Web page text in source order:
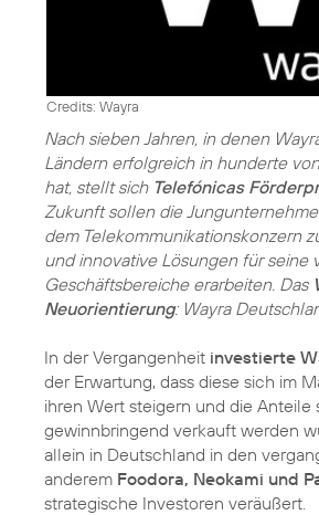
Credits: Wayra
Nach sieben Jahren, in denen
Ländern erfolgreich in hunderte
hat, stellt sich Telefónicas
Zukunft sollen die
dem Telekommunikationskonzern
und innovative Lösungen für seine
Geschäftsbereiche erarbeiten. Das
Neuorientierung: Wayra
In der Vergangenheit investierte
der Erwartung, dass diese sich im
ihren Wert steigern und die Anteile
gewinnbringend verkauft werden
allein in Deutschland in den
anderem Foodora, Neokami und
strategische Investoren veräußert.